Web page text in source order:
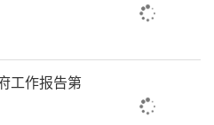
工作报告第